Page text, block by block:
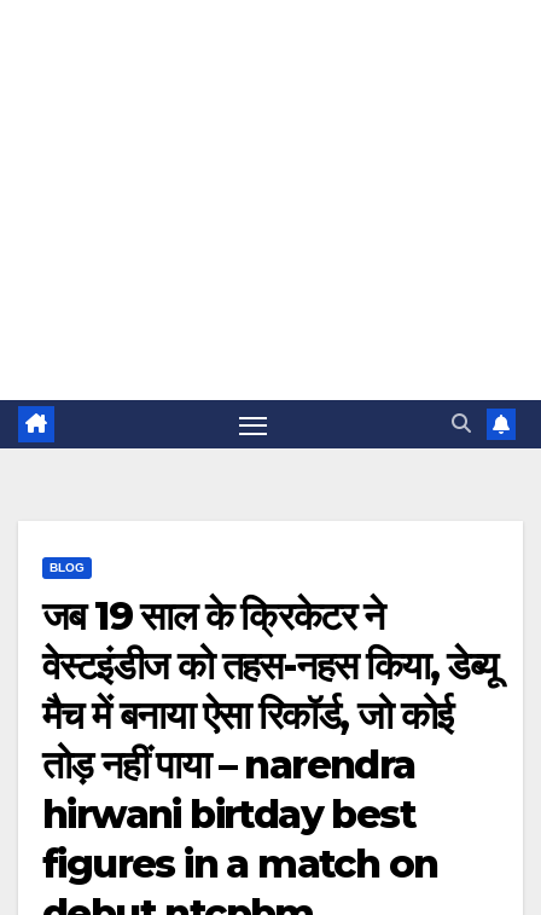
BLOG
जब 19 साल के क्रिकेटर ने
वेस्टइंडीज को तहस-नहस किया, डेब्यू
मैच में बनाया ऐसा रिकॉर्ड, जो कोई
तोड़ नहीं पाया – narendra
hirwani birtday best
figures in a match on